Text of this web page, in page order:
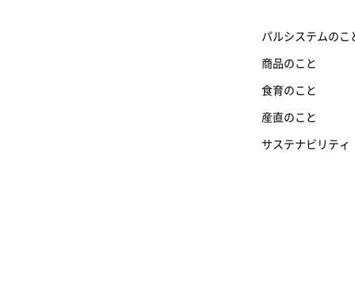
パルシステムのこ
商品のこと
食育のこと
産直のこと
サステナビリティ